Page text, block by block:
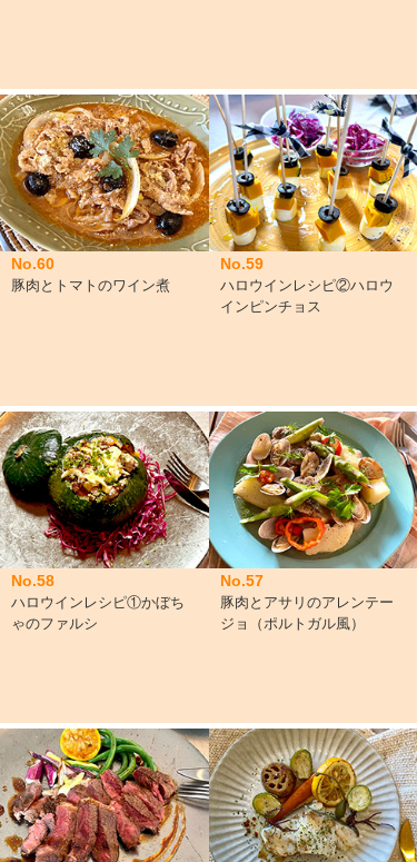
No.60
豚肉とトマトのワイン煮
No.59
ハロウインレシピ②ハロウ
インピンチョス
No.58
ハロウインレシピ①かぼち
ゃのファルシ
No.57
豚肉とアサリのアレンテー
ジョ（ポルトガル風）